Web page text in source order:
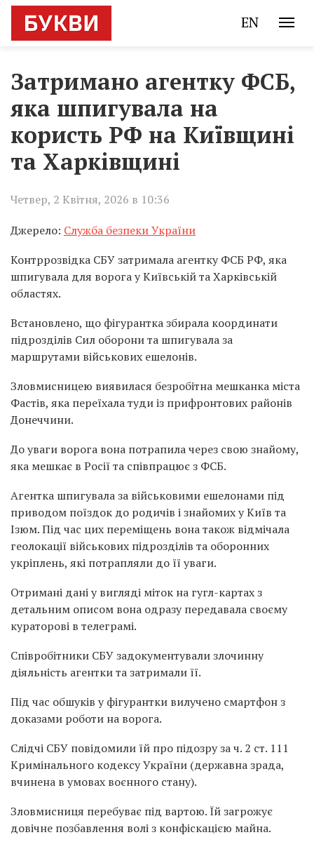
EN
Затримано агентку ФСБ,
яка шпигувала на
користь РФ на Київщині
та Харківщині
Четвер, 2 Квітня, 2026 в 10:36
Джерело: Служба безпеки України
Контррозвідка СБУ затримала агентку ФСБ РФ, яка
шпигувала для ворога у Київській та Харківській
областях.
Встановлено, що фігурантка збирала координати
підрозділів Сил оборони та шпигувала за
маршрутами військових ешелонів.
Зловмисницею виявилася безробітна мешканка міста
Фастів, яка переїхала туди із прифронтових районів
Донеччини.
До уваги ворога вона потрапила через свою знайому,
яка мешкає в Росії та співпрацює з ФСБ.
Агентка шпигувала за військовими ешелонами під
приводом поїздок до родичів і знайомих у Київ та
Ізюм. Під час цих переміщень вона також відмічала
геолокації військових підрозділів та оборонних
укріплень, які потрапляли до її уваги.
Отримані дані у вигляді міток на гугл-картах з
детальним описом вона одразу передавала своєму
кураторові в телеграмі.
Співробітники СБУ задокументували злочинну
діяльність агентки та затримали її.
Під час обшуків у фігурантки вилучено смартфон з
доказами роботи на ворога.
Слідчі СБУ повідомили їй про підозру за ч. 2 ст. 111
Кримінального кодексу України (державна зрада,
вчинена в умовах воєнного стану).
Зловмисниця перебуває під вартою. Їй загрожує
довічне позбавлення волі з конфіскацією майна.